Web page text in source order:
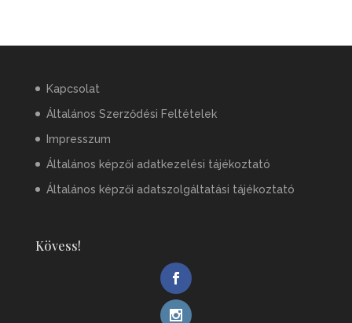
Kapcsolat
Általános Szerződési Feltételek
Impresszum
Általános képzői adatkezelési tájékoztató
Általános képzői adatszolgáltatási tájékoztató
Kövess!